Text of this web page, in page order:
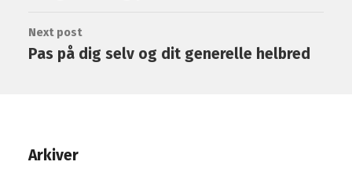
Next post
Pas på dig selv og dit generelle helbred
Arkiver